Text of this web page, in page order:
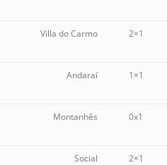
Villa do Carmo 2×1
Andaraí 1×1
Montanhês 0x1
Social 2×1